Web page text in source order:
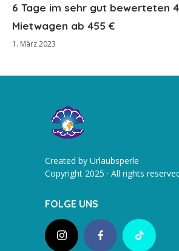
6 Tage im sehr gut bewerteten
Mietwagen ab 455 €
1. März 2023
Created by Urlaubsperle
Copyright 2025 · All rights
FOLGE UNS